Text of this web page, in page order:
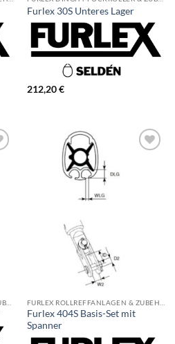
Furlex 30S Unteres Lager
212,20€
Furlex 404S Basis-Set mit
Spanner